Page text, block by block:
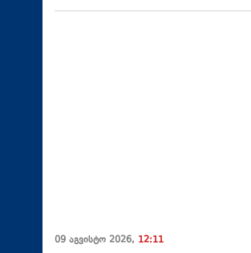
09 აგვისტო 2026, 12:11